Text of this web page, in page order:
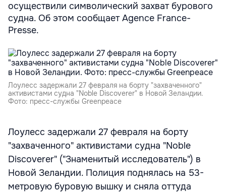
осуществили символический захват бурового
судна. Об этом сообщает Agence France-
Presse.
Лоулесс задержали 27 февраля на борту "захваченного"
активистами судна "Noble Discoverer" в Новой Зеландии.
Фото: пресс-службы Greenpeace
Лоулесс задержали 27 февраля на борту
"захваченного" активистами судна "Noble
Discoverer" ("Знаменитый исследователь") в
Новой Зеландии. Полиция поднялась на 53-
метровую буровую вышку и сняла оттуда